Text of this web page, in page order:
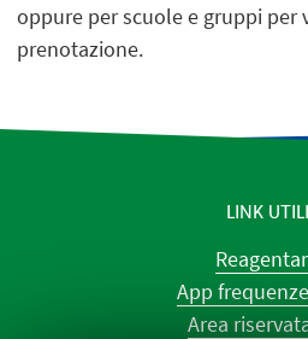
oppure per scuole e gruppi per
prenotazione.
LINK UTILI
App
Area